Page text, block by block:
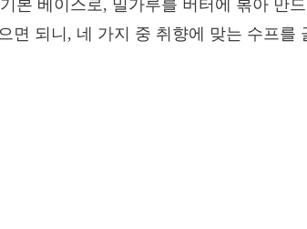
본 베이스로, 밀가루를 버터에 볶아 만
면 되니, 네 가지 중 취향에 맞는 수프를